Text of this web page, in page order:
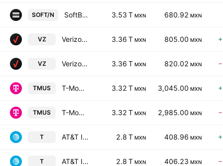
SOFT/N SoftBank Group Corp. 3.53 T MXN 680.92 MXN
VZ Verizon Communications Inc. 3.36 T MXN 805.00 MXN
VZ Verizon Communications Inc. 3.36 T MXN 820.02 MXN
TMUS T-Mobile US, Inc. 3.32 T MXN 3,045.00 MXN
TMUS T-Mobile US, Inc. 3.32 T MXN 2,985.00 MXN
T AT&T Inc 2.8 T MXN 408.96 MXN
T AT&T Inc 2.8 T MXN 406.23 MXN